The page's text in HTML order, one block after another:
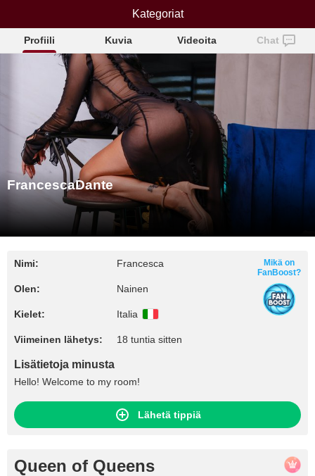
FrancescaDante
Profiili Kuvia Videoita Chat
FrancescaDante
Nimi: Francesca
Olen: Nainen
Kielet: Italia
Viimeinen lähetys: 18 tuntia sitten
Mikä on
FanBoost?
Lisätietoja minusta
Hello! Welcome to my room!
Lähetä tippiä
Queen of Queens
Kategoriat